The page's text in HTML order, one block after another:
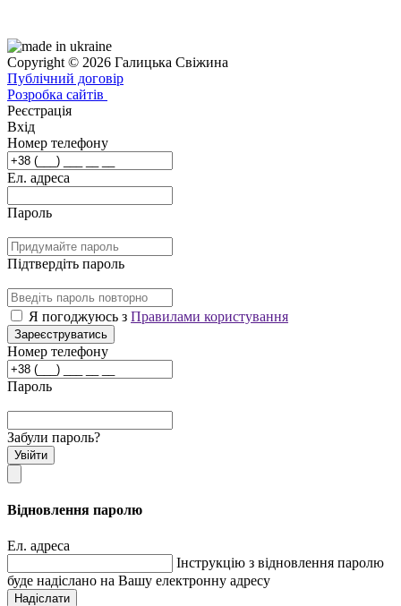
Copyright © 2026 Галицька Свіжина
Публічний договір
Розробка сайтів
Реєстрація
Вхід
Номер телефону
Ел. адреса
Пароль
Підтвердіть пароль
Я погоджуюсь з Правилами користування
Зареєструватись
Номер телефону
Пароль
Забули пароль?
Увійти
Відновлення паролю
Ел. адреса
Інструкцію з відновлення паролю
буде надіслано на Вашу електронну адресу
Надіслати